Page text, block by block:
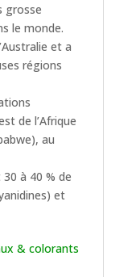
grosse
le monde.
et a
régions
de l’Afrique
au
30 à 40 % de
et
& colorants